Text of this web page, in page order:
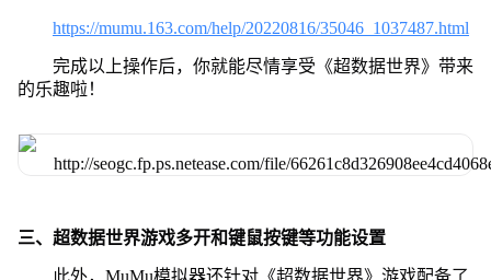
https://mumu.163.com/help/20220816/35046_1037487.html
完成以上操作后，你就能尽情享受《超数据世界》带来
的乐趣啦！
三、超数据世界游戏多开和键鼠按键等功能设置
此外，MuMu模拟器还针对《超数据世界》游戏配备了